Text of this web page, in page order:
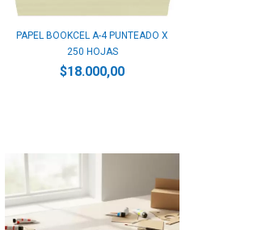
PAPEL BOOKCEL A-4 PUNTEADO X
250 HOJAS
$18.000,00